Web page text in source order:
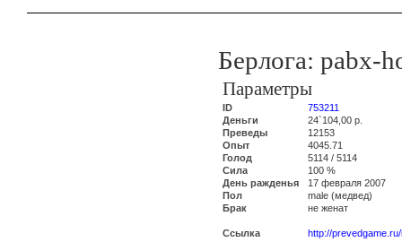
Берлога: pabx-
Параметры
ID
753211
Деньги
24`104,00 р.
Преведы
12153
Опыт
4045.71
Голод
5114 / 5114
Сила
100 %
День ражденья
17 февраля 2007
Пол
male (медвед)
Брак
не женат
Ссылка http://